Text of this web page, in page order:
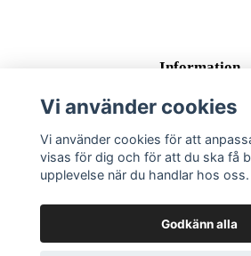
Information
Kontakta oss
Köp Villkor
Sociala medier
Vi använder cookies
Vi använder cookies för att
visas för dig och för att du ska få
upplevelse när du handlar hos oss.
Godkänn alla